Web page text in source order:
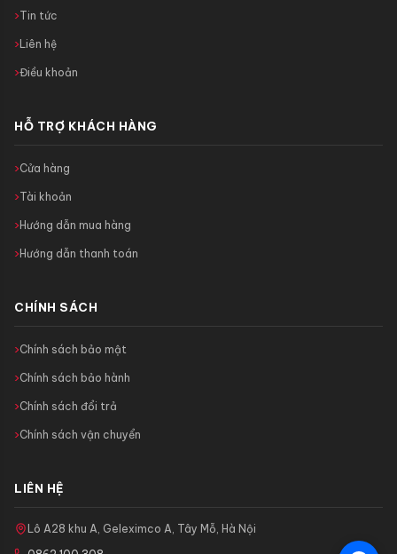
Tin tức
Liên hệ
Điều khoản
HỖ TRỢ KHÁCH HÀNG
Cửa hàng
Tài khoản
Hướng dẫn mua hàng
Hướng dẫn thanh toán
CHÍNH SÁCH
Chính sách bảo mật
Chính sách bảo hành
Chính sách đổi trả
Chính sách vận chuyển
LIÊN HỆ
Lô A28 khu A, Geleximco A, Tây Mỗ, Hà Nội